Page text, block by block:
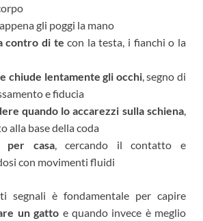
appena gli poggi la mano
contro di te con la testa, i fianchi o la
chiude lentamente gli occhi, segno di
e fiducia
quando lo accarezzi sulla schiena,
alla base della coda
per casa, cercando il contatto e
con movimenti fluidi
segnali è fondamentale per capire
un gatto e quando invece è meglio